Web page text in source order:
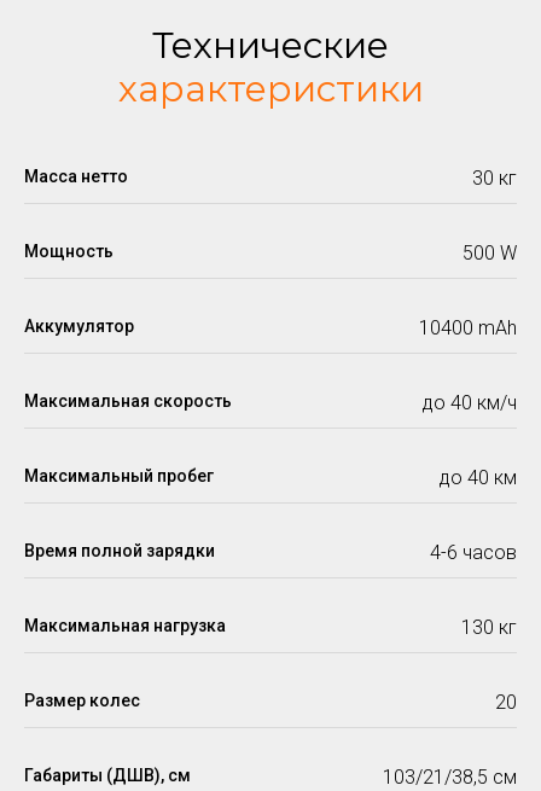
Технические
характеристики
Масса нетто 30 кг
Мощность 500 W
Аккумулятор 10400 mАh
Максимальная скорость до 40 км/ч
Максимальный пробег до 40 км
Время полной зарядки 4-6 часов
Максимальная нагрузка 130 кг
Размер колес 20
Габариты (ДШВ), см 103/21/38,5 см